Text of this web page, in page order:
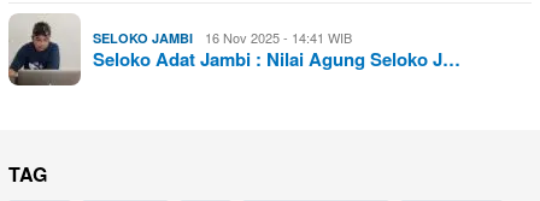
SELOKO JAMBI 16 Nov 2025 - 14:41 WIB
Seloko Adat Jambi : Nilai Agung Seloko J…
TAG